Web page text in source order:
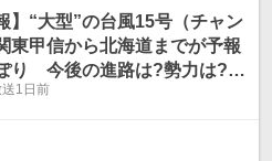
】“大型”の台風15号（チャン
東甲信から北海道までが予報
り 今後の進路は?勢力は?
）までの雨風シミュレーショ
1日前